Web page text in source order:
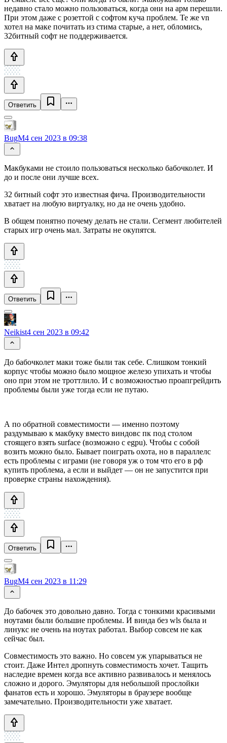
недавно стало можно пользоваться, когда они на арм перешли.
При этом даже с розеттой с софтом куча проблем. Те же vn
хотел на маке почитать из стима старые, а нет, обломись,
32битный софт не поддерживается.
Ответить
BugM4 сен 2023 в 09:38
Макбуками не стоило пользоваться несколько бабочколет. И
до и после они лучше всех.
32 битный софт это известная фича. Производительности
хватает на любую виртуалку, но да не очень удобно.
В общем понятно почему делать не стали. Сегмент любителей
старых игр очень мал. Затраты не окупятся.
Ответить
Neikist4 сен 2023 в 09:42
До бабочколет маки тоже были так себе. Слишком тонкий
корпус чтобы можно было мощное железо упихать и чтобы
оно при этом не троттлило. И с возможностью проапгрейдить
проблемы были уже тогда если не путаю.
А по обратной совместимости — именно поэтому
раздумываю к макбуку вместо виндовс пк под столом
стоящего взять surface (возможно с egpu). Чтобы с собой
возить можно было. Бывает поиграть охота, но в параллелс
есть проблемы с играми (не говоря уж о том что его в рф
купить проблема, а если и выйдет — он не запустится при
проверке страны нахождения).
Ответить
BugM4 сен 2023 в 11:29
До бабочек это довольно давно. Тогда с тонкими красивыми
ноутами были большие проблемы. И винда без wls была и
линукс не очень на ноутах работал. Выбор совсем не как
сейчас был.
Совместимость это важно. Но совсем уж упарываться не
стоит. Даже Интел дропнуть совместимость хочет. Тащить
наследие времен когда все активно развивалось и менялось
сложно и дорого. Эмуляторы для небольшой прослойки
фанатов есть и хорошо. Эмуляторы в браузере вообще
замечательно. Производительности уже хватает.